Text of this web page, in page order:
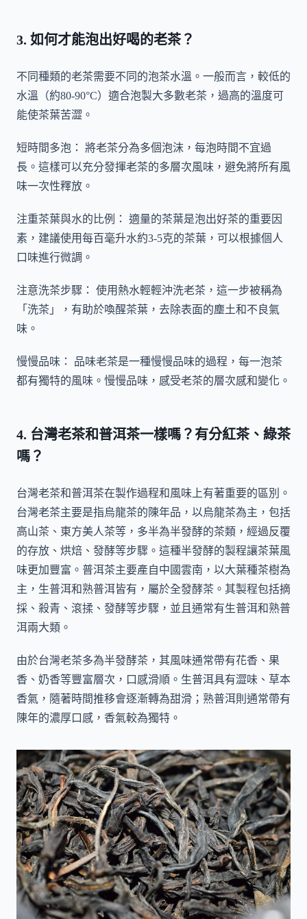
3. 如何才能泡出好喝的老茶？
不同種類的老茶需要不同的泡茶水溫。一般而言，較低的
水溫（約80-90°C）適合泡製大多數老茶，過高的溫度可
能使茶葉苦澀。
短時間多泡： 將老茶分為多個泡沫，每泡時間不宜過
長。這樣可以充分發揮老茶的多層次風味，避免將所有風
味一次性釋放。
注重茶葉與水的比例： 適量的茶葉是泡出好茶的重要因
素，建議使用每百毫升水約3-5克的茶葉，可以根據個人
口味進行微調。
注意洗茶步驟： 使用熱水輕輕沖洗老茶，這一步被稱為
「洗茶」，有助於喚醒茶葉，去除表面的塵土和不良氣
味。
慢慢品味： 品味老茶是一種慢慢品味的過程，每一泡茶
都有獨特的風味。慢慢品味，感受老茶的層次感和變化。
4. 台灣老茶和普洱茶一樣嗎？有分紅茶、綠茶
嗎？
台灣老茶和普洱茶在製作過程和風味上有著重要的區別。
台灣老茶主要是指烏龍茶的陳年品，以烏龍茶為主，包括
高山茶、東方美人茶等，多半為半發酵的茶類，經過反覆
的存放、烘焙、發酵等步驟。這種半發酵的製程讓茶葉風
味更加豐富。普洱茶主要產自中國雲南，以大葉種茶樹為
主，生普洱和熟普洱皆有，屬於全發酵茶。其製程包括摘
採、殺青、滾揉、發酵等步驟，並且通常有生普洱和熟普
洱兩大類。
由於台灣老茶多為半發酵茶，其風味通常帶有花香、果
香、奶香等豐富層次，口感滑順。生普洱具有澀味、草本
香氣，隨著時間推移會逐漸轉為甜滑；熟普洱則通常帶有
陳年的濃厚口感，香氣較為獨特。